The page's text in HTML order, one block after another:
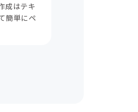
成はテキ
簡単にペ